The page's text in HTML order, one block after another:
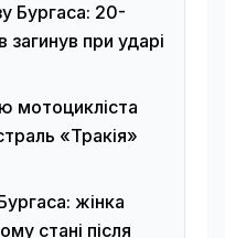
Бургаса: 20-
загинув при ударі
мотоцикліста
«Тракія»
жінка
стані після